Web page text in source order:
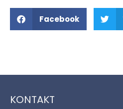
Facebook
KONTAKT